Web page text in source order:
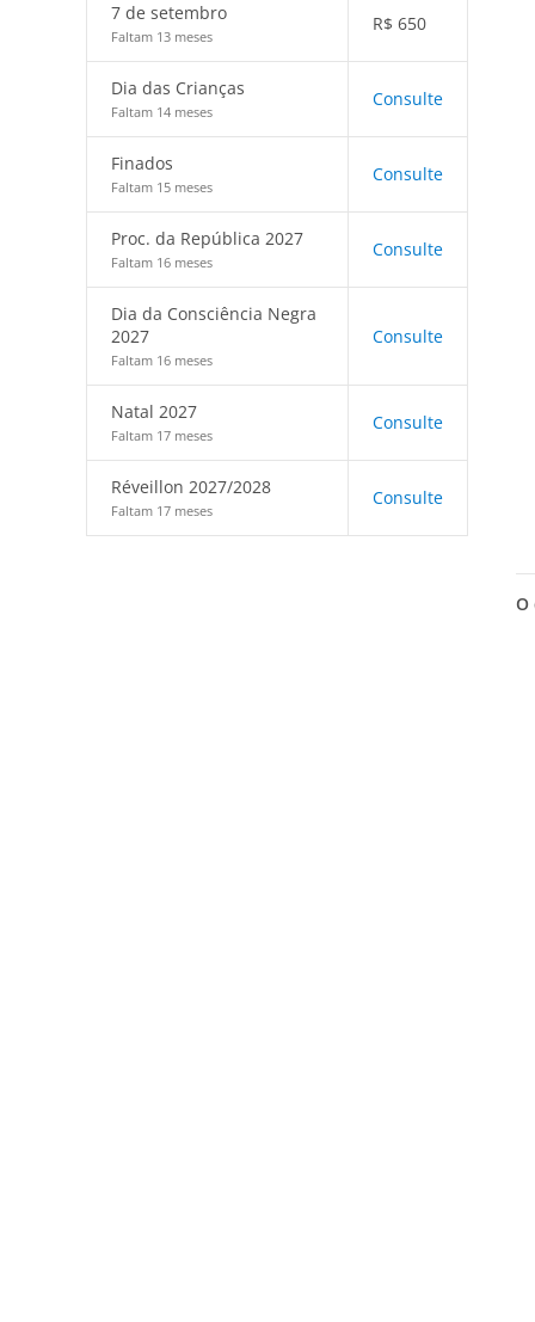
7 de setembro
Faltam 13 meses
R$ 650
Dia das Crianças
Faltam 14 meses
Consulte
Finados
Faltam 15 meses
Consulte
Proc. da República 2027
Faltam 16 meses
Consulte
Dia da Consciência Negra
2027
Faltam 16 meses
Consulte
Natal 2027
Faltam 17 meses
Consulte
Réveillon 2027/2028
Faltam 17 meses
Consulte
O